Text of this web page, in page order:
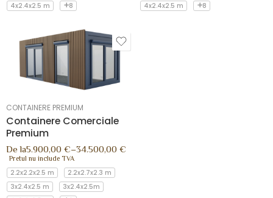
4x2.4x2.5 m
8
4x2.4x2.5 m
8
CONTAINERE PREMIUM
Containere Comerciale
Premium
De la5.900,00 €–34.500,00 €
Pretul nu include TVA
2.2x2.2x2.5 m
2.2x2.7x2.3 m
3x2.4x2.5 m
3x2.4x2.5m